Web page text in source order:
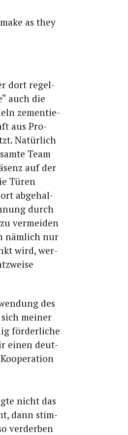
as they
dort regel­
auch die
zemen­tie­
aus Pro­
Natür­lich
Team
auf der
Türen
abge­hal­
durch
ver­mei­den
näm­lich nur
wird, wer­
des
mei­ner
för­der­li­che
einen deut­
nicht das
dann stim­
ver­der­ben